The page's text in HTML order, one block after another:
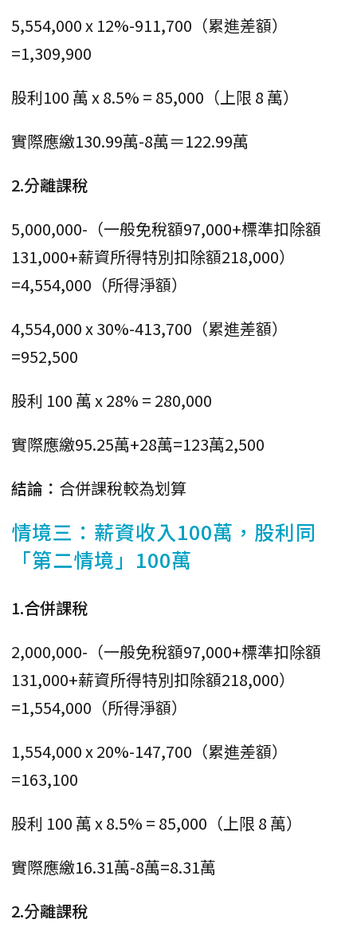
5,554,000 x 12%-911,700（累進差額）
=1,309,900
股利100 萬 x 8.5% = 85,000（上限 8 萬）
實際應繳130.99萬-8萬＝122.99萬
2.分離課稅
5,000,000-（一般免稅額97,000+標準扣除額
131,000+薪資所得特別扣除額218,000）
=4,554,000（所得淨額）
4,554,000 x 30%-413,700（累進差額）
=952,500
股利 100 萬 x 28% = 280,000
實際應繳95.25萬+28萬=123萬2,500
結論： 合併課稅較為划算
情境三：薪資收入100萬，股利同
「第二情境」100萬
1.合併課稅
2,000,000-（一般免稅額97,000+標準扣除額
131,000+薪資所得特別扣除額218,000）
=1,554,000（所得淨額）
1,554,000 x 20%-147,700（累進差額）
=163,100
股利 100 萬 x 8.5% = 85,000（上限 8 萬）
實際應繳16.31萬-8萬=8.31萬
2.分離課稅